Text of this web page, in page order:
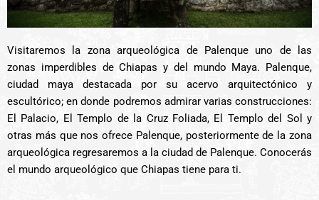
Visitaremos la zona arqueológica de Palenque uno de las
zonas imperdibles de Chiapas y del mundo Maya. Palenque,
ciudad maya destacada por su acervo arquitectónico y
escultórico; en donde podremos admirar varias construcciones:
El Palacio, El Templo de la Cruz Foliada, El Templo del Sol y
otras más que nos ofrece Palenque, posteriormente de la zona
arqueológica regresaremos a la ciudad de Palenque. Conocerás
el mundo arqueológico que Chiapas tiene para ti.